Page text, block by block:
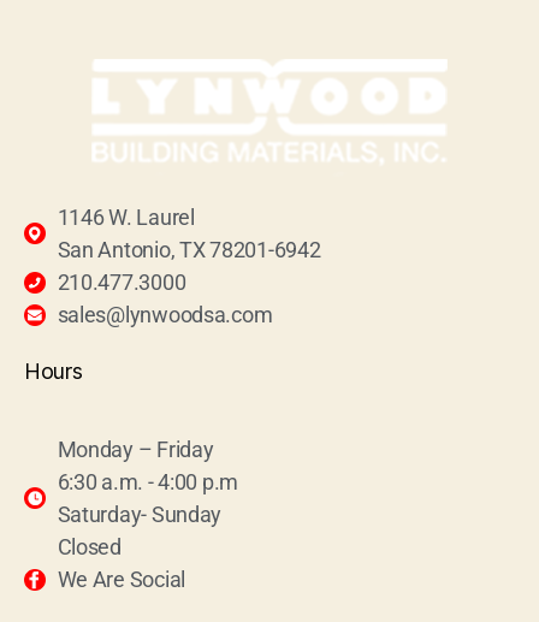
1146 W. Laurel
San Antonio, TX 78201-6942
210.477.3000
sales@lynwoodsa.com
Hours
Monday – Friday
6:30 a.m. - 4:00 p.m
Saturday- Sunday
Closed
We Are Social